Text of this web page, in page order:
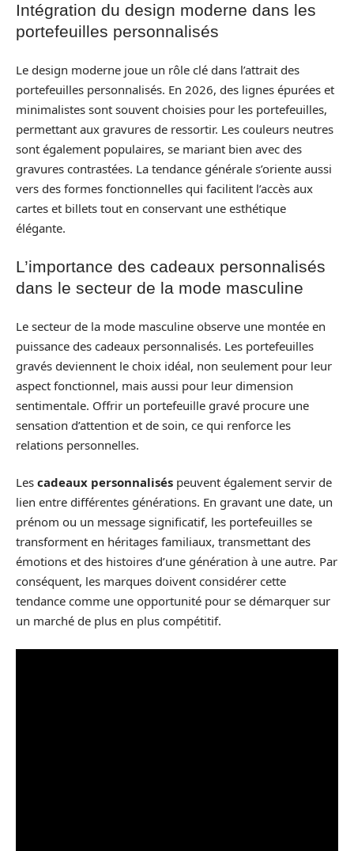
Intégration du design moderne dans les
portefeuilles personnalisés
Le design moderne joue un rôle clé dans l’attrait des
portefeuilles personnalisés. En 2026, des lignes épurées et
minimalistes sont souvent choisies pour les portefeuilles,
permettant aux gravures de ressortir. Les couleurs neutres
sont également populaires, se mariant bien avec des
gravures contrastées. La tendance générale s’oriente aussi
vers des formes fonctionnelles qui facilitent l’accès aux
cartes et billets tout en conservant une esthétique
élégante.
L’importance des cadeaux personnalisés
dans le secteur de la mode masculine
Le secteur de la mode masculine observe une montée en
puissance des cadeaux personnalisés. Les portefeuilles
gravés deviennent le choix idéal, non seulement pour leur
aspect fonctionnel, mais aussi pour leur dimension
sentimentale. Offrir un portefeuille gravé procure une
sensation d’attention et de soin, ce qui renforce les
relations personnelles.
Les cadeaux personnalisés peuvent également servir de
lien entre différentes générations. En gravant une date, un
prénom ou un message significatif, les portefeuilles se
transforment en héritages familiaux, transmettant des
émotions et des histoires d’une génération à une autre. Par
conséquent, les marques doivent considérer cette
tendance comme une opportunité pour se démarquer sur
un marché de plus en plus compétitif.